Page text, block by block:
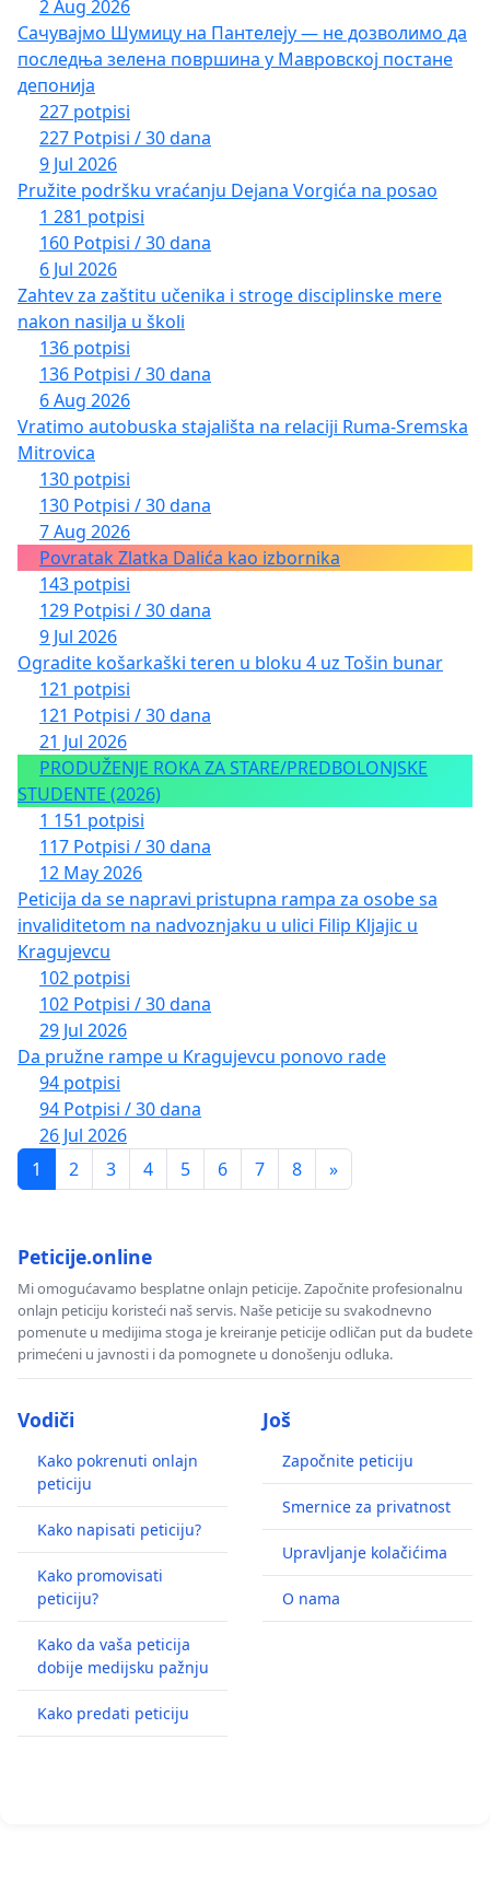
2 Aug 2026
Сачувајмо Шумицу на Пантелеју — не дозволимо да
последња зелена површина у Мавровској постане
депонија
227 potpisi
227 Potpisi / 30 dana
9 Jul 2026
Pružite podršku vraćanju Dejana Vorgića na posao
1 281 potpisi
160 Potpisi / 30 dana
6 Jul 2026
Zahtev za zaštitu učenika i stroge disciplinske mere
nakon nasilja u školi
136 potpisi
136 Potpisi / 30 dana
6 Aug 2026
Vratimo autobuska stajališta na relaciji Ruma-Sremska
Mitrovica
130 potpisi
130 Potpisi / 30 dana
7 Aug 2026
Povratak Zlatka Dalića kao izbornika
143 potpisi
129 Potpisi / 30 dana
9 Jul 2026
Ogradite košarkaški teren u bloku 4 uz Tošin bunar
121 potpisi
121 Potpisi / 30 dana
21 Jul 2026
PRODUŽENJE ROKA ZA STARE/PREDBOLONJSKE
STUDENTE (2026)
1 151 potpisi
117 Potpisi / 30 dana
12 May 2026
Peticija da se napravi pristupna rampa za osobe sa
invaliditetom na nadvoznjaku u ulici Filip Kljajic u
Kragujevcu
102 potpisi
102 Potpisi / 30 dana
29 Jul 2026
Da pružne rampe u Kragujevcu ponovo rade
94 potpisi
94 Potpisi / 30 dana
26 Jul 2026
1
2 3 4 5 6 7 8 »
Peticije.online
Mi omogućavamo besplatne onlajn peticije. Započnite profesionalnu
onlajn peticiju koristeći naš servis. Naše peticije su svakodnevno
pomenute u medijima stoga je kreiranje peticije odličan put da budete
primećeni u javnosti i da pomognete u donošenju odluka.
Vodiči
Kako pokrenuti onlajn
peticiju
Kako napisati peticiju?
Kako promovisati
peticiju?
Kako da vaša peticija
dobije medijsku pažnju
Kako predati peticiju
Još
Započnite peticiju
Smernice za privatnost
Upravljanje kolačićima
O nama